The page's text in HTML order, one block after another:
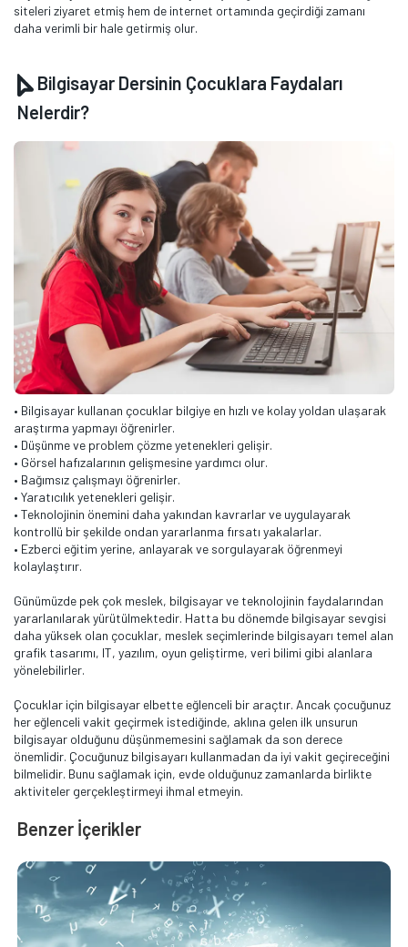
siteleri ziyaret etmiş hem de internet ortamında geçirdiği zamanı
daha verimli bir hale getirmiş olur.
Bilgisayar Dersinin Çocuklara Faydaları
Nelerdir?
• Bilgisayar kullanan çocuklar bilgiye en hızlı ve kolay yoldan ulaşarak
araştırma yapmayı öğrenirler.
• Düşünme ve problem çözme yetenekleri gelişir.
• Görsel hafızalarının gelişmesine yardımcı olur.
• Bağımsız çalışmayı öğrenirler.
• Yaratıcılık yetenekleri gelişir.
• Teknolojinin önemini daha yakından kavrarlar ve uygulayarak
kontrollü bir şekilde ondan yararlanma fırsatı yakalarlar.
• Ezberci eğitim yerine, anlayarak ve sorgulayarak öğrenmeyi
kolaylaştırır.
Günümüzde pek çok meslek, bilgisayar ve teknolojinin faydalarından
yararlanılarak yürütülmektedir. Hatta bu dönemde bilgisayar sevgisi
daha yüksek olan çocuklar, meslek seçimlerinde bilgisayarı temel alan
grafik tasarımı, IT, yazılım, oyun geliştirme, veri bilimi gibi alanlara
yönelebilirler.
Çocuklar için bilgisayar elbette eğlenceli bir araçtır. Ancak çocuğunuz
her eğlenceli vakit geçirmek istediğinde, aklına gelen ilk unsurun
bilgisayar olduğunu düşünmemesini sağlamak da son derece
önemlidir. Çocuğunuz bilgisayarı kullanmadan da iyi vakit geçireceğini
bilmelidir. Bunu sağlamak için, evde olduğunuz zamanlarda birlikte
aktiviteler gerçekleştirmeyi ihmal etmeyin.
Benzer İçerikler